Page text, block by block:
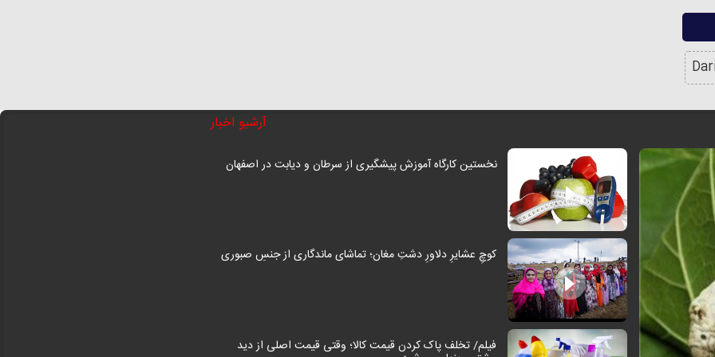
اخطار محیط زیست به ۲۵ شهرک و مجتمع مسکونی
منطقه ۲۲ تهران
صدور ۲ فرمان وامی جدید از سوی بانک مرکزی
وقتی فرهاد آییش دانشمند شد!
آماده‌سازی این مجموعه به
بانوان / توجه ویژه
سرانه‌های تفریحی با
شهرداری حمیدیا و اداره
پویایی خانواده‌محور /
و امکانات سلامت‌محور در
متولیان برای تحقق عدالت
فراغت جوانان
در خیابان ابوریحان بیرونیِ
مس به فیبر ؛ تأکید
اجرای سریع و رضایت مشترکان
کمپین تابستانه ADSL فرصتی برای بهره‌مندی از
کمتر است
نخستی‌سانان” می‌شود
است
آرشیو اخبار
نخستین کارگاه آموزش پیشگیری از سرطان و دیابت در اصفهان
کوچِ عشایرِ دلاورِ دشتِ مغان؛ تماشای ماندگاری از جنسِ صبوری
فیلم/ تخلف پاک کردن قیمت کالا؛ وقتی قیمت اصلی از دید